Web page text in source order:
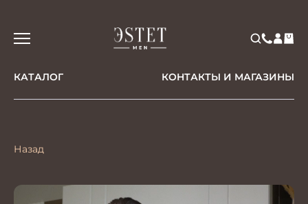
КАТАЛОГ КОНТАКТЫ И МАГАЗИНЫ
Назад